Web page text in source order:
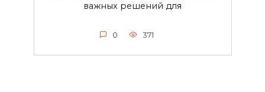
важных решений для
0 371